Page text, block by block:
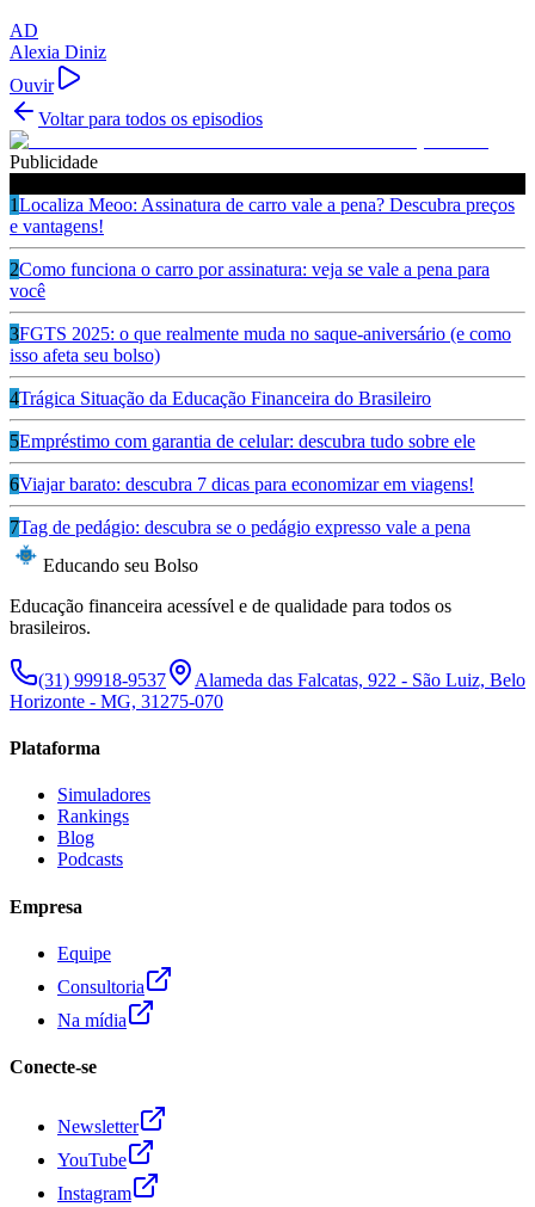
AD
Alexia Diniz
Ouvir
Voltar para todos os episodios
Publicidade
1Localiza Meoo: Assinatura de carro vale a pena? Descubra preços
e vantagens!
2Como funciona o carro por assinatura: veja se vale a pena para
você
3FGTS 2025: o que realmente muda no saque-aniversário (e como
isso afeta seu bolso)
4Trágica Situação da Educação Financeira do Brasileiro
5Empréstimo com garantia de celular: descubra tudo sobre ele
6Viajar barato: descubra 7 dicas para economizar em viagens!
7Tag de pedágio: descubra se o pedágio expresso vale a pena
Educando seu Bolso
Educação financeira acessível e de qualidade para todos os
brasileiros.
(31) 99918-9537
Alameda das Falcatas, 922 - São Luiz, Belo
Horizonte - MG, 31275-070
Plataforma
Simuladores
Rankings
Blog
Podcasts
Empresa
Equipe
Consultoria
Na mídia
Conecte-se
Newsletter
YouTube
Instagram